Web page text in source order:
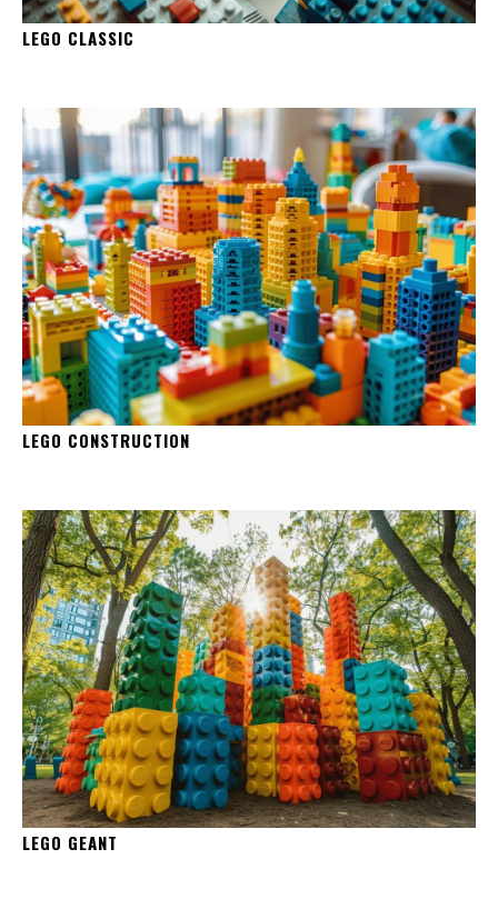
LEGO CLASSIC
LEGO CONSTRUCTION
LEGO GEANT